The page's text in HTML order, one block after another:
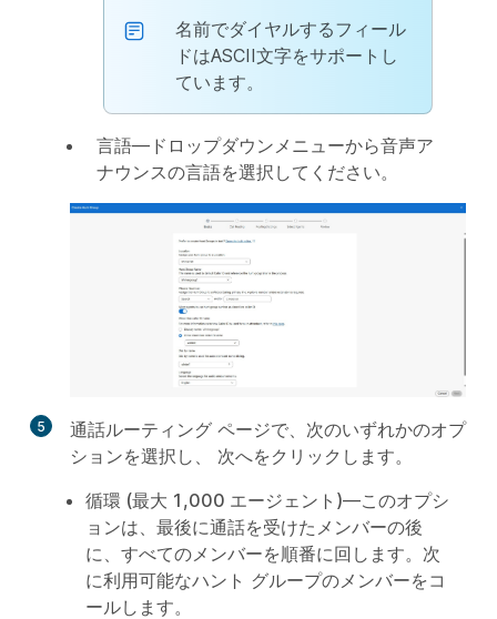
名前でダイヤルするフィール
ドはASCII文字をサポートし
ています。
言語—ドロップダウンメニューから音声ア
ナウンスの言語を選択してください。
5 通話ルーティング ページで、次のいずれかのオプ
ションを選択し、 次へをクリックします。
循環 (最大 1,000 エージェント)—このオプシ
ョンは、最後に通話を受けたメンバーの後
に、すべてのメンバーを順番に回します。次
に利用可能なハント グループのメンバーをコ
ールします。